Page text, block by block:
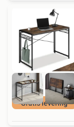
Gratis levering